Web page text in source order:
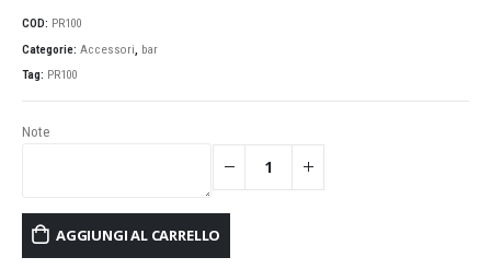
COD: PR100
Categorie: Accessori
bar
Tag: PR100
Note
AGGIUNGI AL CARRELLO